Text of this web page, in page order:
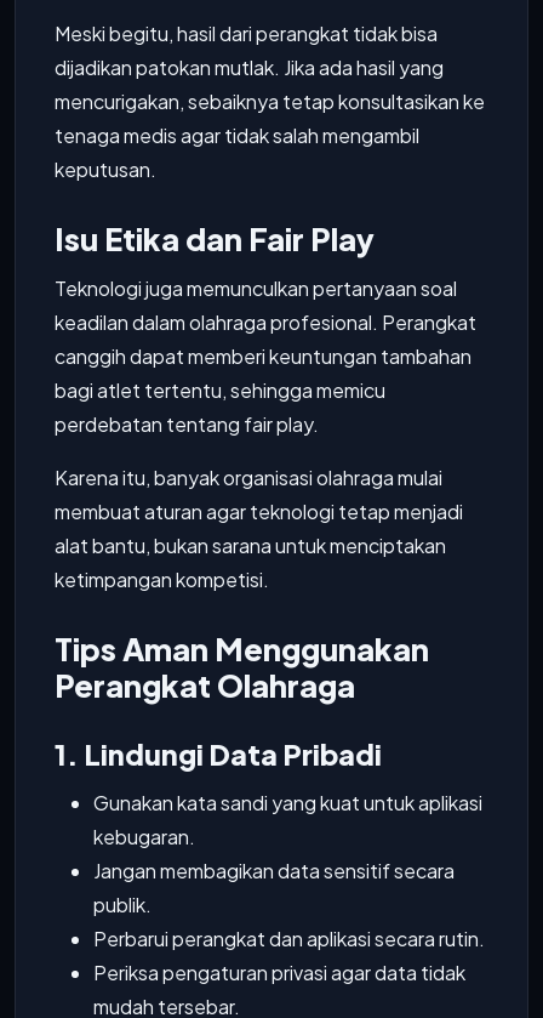
Meski begitu, hasil dari perangkat tidak bisa
dijadikan patokan mutlak. Jika ada hasil yang
mencurigakan, sebaiknya tetap konsultasikan ke
tenaga medis agar tidak salah mengambil
keputusan.
Isu Etika dan Fair Play
Teknologi juga memunculkan pertanyaan soal
keadilan dalam olahraga profesional. Perangkat
canggih dapat memberi keuntungan tambahan
bagi atlet tertentu, sehingga memicu
perdebatan tentang fair play.
Karena itu, banyak organisasi olahraga mulai
membuat aturan agar teknologi tetap menjadi
alat bantu, bukan sarana untuk menciptakan
ketimpangan kompetisi.
Tips Aman Menggunakan
Perangkat Olahraga
1. Lindungi Data Pribadi
Gunakan kata sandi yang kuat untuk aplikasi
kebugaran.
Jangan membagikan data sensitif secara
publik.
Perbarui perangkat dan aplikasi secara rutin.
Periksa pengaturan privasi agar data tidak
mudah tersebar.